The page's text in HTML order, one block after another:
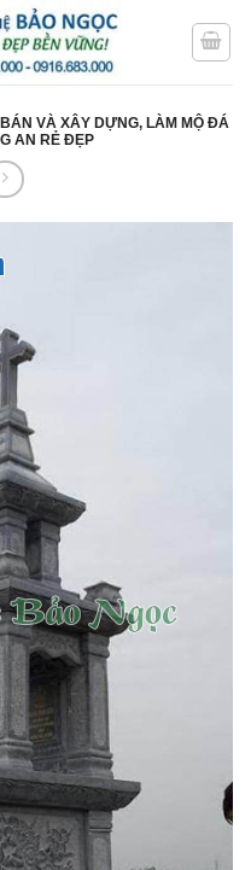
BÁN VÀ XÂY DỰNG, LÀM MỘ ĐÁ
AN RẺ ĐẸP